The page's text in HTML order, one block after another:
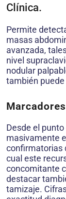
Clínica.
Permite
masas
avanzada,
nivel
nodular
también
Desde el
masivamente
confirmatorias
cual este
concomitante
destacar
tamizaje.